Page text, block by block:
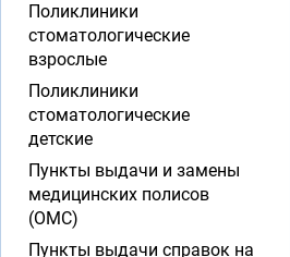
Поликлиники
стоматологические
взрослые
Поликлиники
стоматологические
детские
Пункты выдачи и замены
медицинских полисов
(ОМС)
Пункты выдачи справок на